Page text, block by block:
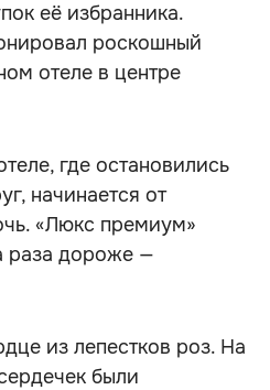
её избранника.
роскошный
отеле в центре
где остановились
начинается от
«Люкс премиум»
раза дороже —
из лепестков роз. На
были